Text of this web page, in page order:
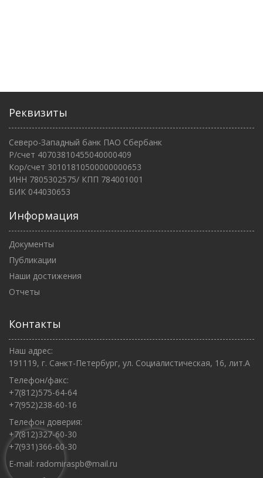
Реквизиты
Северо-Западный банк ПАО Сбербанк
Р/счет 40703810455040000409
Кор/счет 30101810500000000653
ИНН 7805302575/ КПП 784001001
БИК 044030653
Информация
Документы
Публикации
Наши достижения
Отчеты
Контакты
Наш адрес:
191119, г. Санкт-Петербург, ул. Социалистическая, 16, лит.А
Телефон/факс:
+7(812)575-64-64
+7(952)238-60-16
Телефон доверия:
+7(812)327-60-30
+7(931)366-60-30
E-mail: radomiraspb@mail.ru